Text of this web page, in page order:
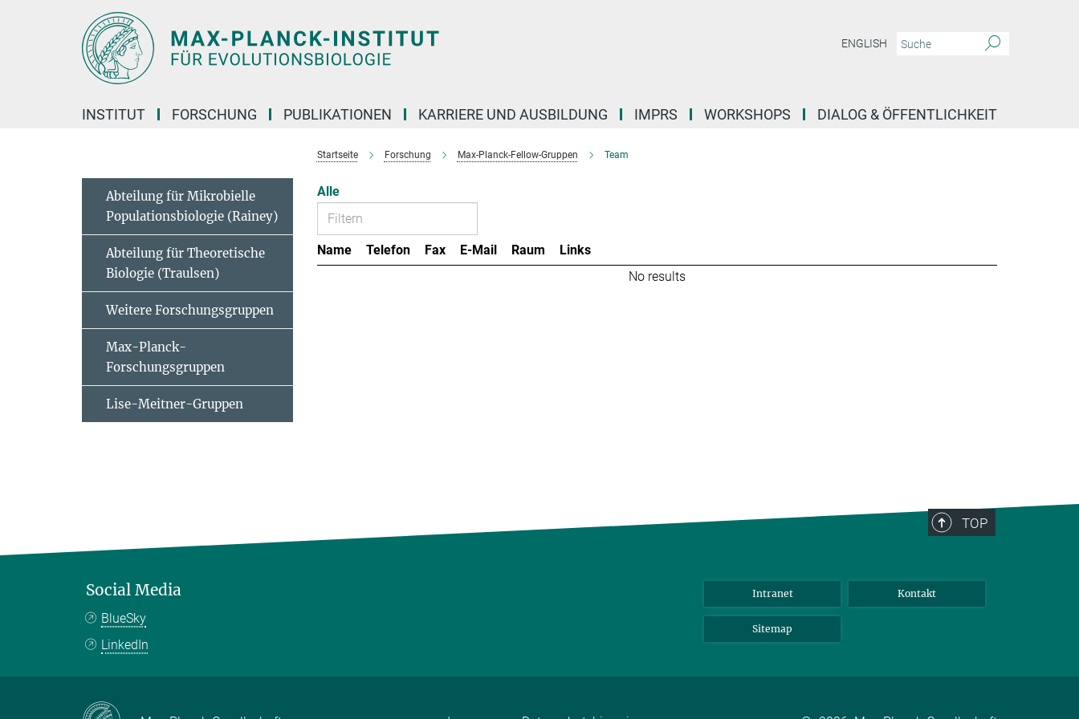
ENGLISH
INSTITUT FORSCHUNG PUBLIKATIONEN KARRIERE UND AUSBILDUNG IMPRS WORKSHOPS DIALOG & ÖFFENTLICHKEIT
Startseite Forschung Max-Planck-Fellow-Gruppen Team
Alle
Name Telefon Fax E-Mail Raum
Links
No results
Abteilung für Mikrobielle
Populationsbiologie (Rainey)
Abteilung für Theoretische
Biologie (Traulsen)
Weitere Forschungsgruppen
Max-Planck-
Forschungsgruppen
Lise-Meitner-Gruppen
TOP
Social Media
BlueSky
LinkedIn
Intranet Kontakt
Sitemap